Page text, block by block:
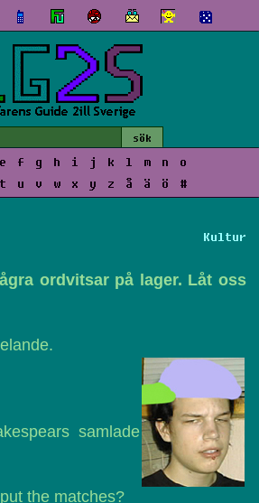
e f g h i j k l m n
o
t u v w x y z å ä ö #
Kultur
ordvitsar på lager. Låt oss
samlade
the matches?